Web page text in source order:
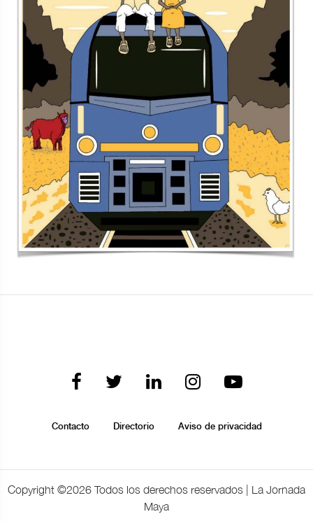
Contacto Directorio Aviso de privacidad
Copyright ©2026 Todos los derechos reservados | La Jornada
Maya